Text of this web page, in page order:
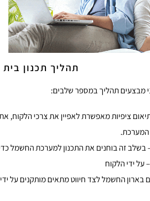
תהליך תכנון
מבצעים תהליך במספר שלבים:
ציפיות מאפשרת לאפיין את צרכי הלקוח,
המערכת.
בשלב זה בוחנים את התכנון למערכת החשמל
– על ידי הלקוח
בארון החשמל לצד חיווט מתאים מותקנים על